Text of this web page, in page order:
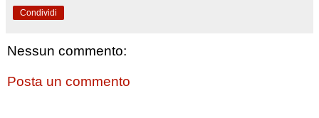
Condividi
Nessun commento:
Posta un commento